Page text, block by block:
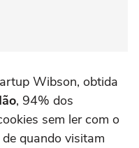
Wibson, obtida
, 94% dos
sem ler com o
quando visitam